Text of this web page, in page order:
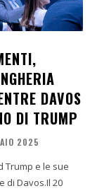
DAVOS
DI TRUMP
2025
di Davos.Il 20